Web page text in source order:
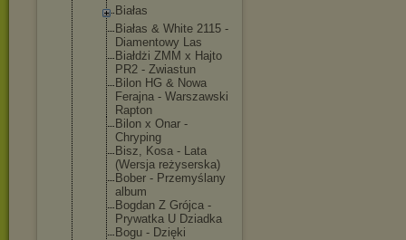
Białas
Białas & White 2115 -
Diamentowy Las
Białdżi ZMM x Hajto
PR2 - Zwiastun
Bilon HG & Nowa
Ferajna - Warszawski
Rapton
Bilon x Onar -
Chryping
Bisz, Kosa - Lata
(Wersja reżyserska)
Bober - Przemyślany
album
Bogdan Z Grójca -
Prywatka U Dziadka
Bogu - Dzięki